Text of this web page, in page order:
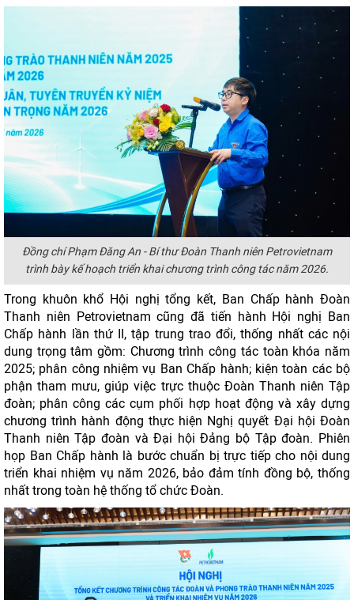
Đồng chí Phạm Đăng An - Bí thư Đoàn Thanh niên Petrovietnam
trình bày kế hoạch triển khai chương trình công tác năm 2026.
Trong khuôn khổ Hội nghị tổng kết, Ban Chấp hành Đoàn
Thanh niên Petrovietnam cũng đã tiến hành Hội nghị Ban
Chấp hành lần thứ II, tập trung trao đổi, thống nhất các nội
dung trọng tâm gồm: Chương trình công tác toàn khóa năm
2025; phân công nhiệm vụ Ban Chấp hành; kiện toàn các bộ
phận tham mưu, giúp việc trực thuộc Đoàn Thanh niên Tập
đoàn; phân công các cụm phối hợp hoạt động và xây dựng
chương trình hành động thực hiện Nghị quyết Đại hội Đoàn
Thanh niên Tập đoàn và Đại hội Đảng bộ Tập đoàn. Phiên
họp Ban Chấp hành là bước chuẩn bị trực tiếp cho nội dung
triển khai nhiệm vụ năm 2026, bảo đảm tính đồng bộ, thống
nhất trong toàn hệ thống tổ chức Đoàn.